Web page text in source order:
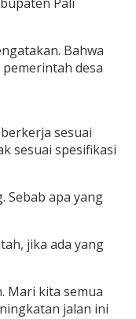
Bahwa
desa
sesuai
sesuai spesifikasi
Sebab apa yang
jika ada yang
Mari kita semua
jalan ini